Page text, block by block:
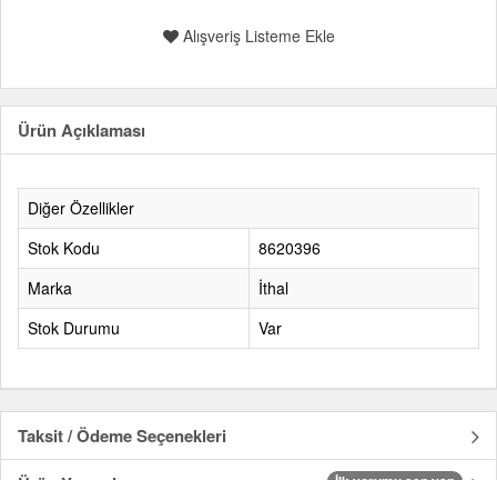
Alışveriş Listeme Ekle
Ürün Açıklaması
Diğer Özellikler
Stok Kodu
8620396
Marka
İthal
Stok Durumu
Var
Taksit / Ödeme Seçenekleri